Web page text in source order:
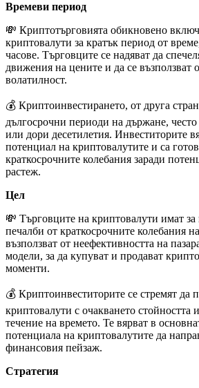
Времеви период
💸 Криптотърговията обикновено
криптовалути за кратък период от
часове. Търговците се надяват да
движения на цените и да се възползват
волатилност.
💰 Криптоинвестирането, от друга
дългосрочни периоди на държане,
или дори десетилетия. Инвеститорите
потенциал на криптовалутите и са
краткосрочните колебания заради
растеж.
Цел
💸 Търговците на криптовалути имат за
печалби от краткосрочните колебания
възползват от неефективността на
модели, за да купуват и продават
моменти.
💰 Криптоинвеститорите се стремят да
криптовалути с очакването стойността
течение на времето. Те вярват в
потенциала на криптовалутите да
финансовия пейзаж.
Стратегия